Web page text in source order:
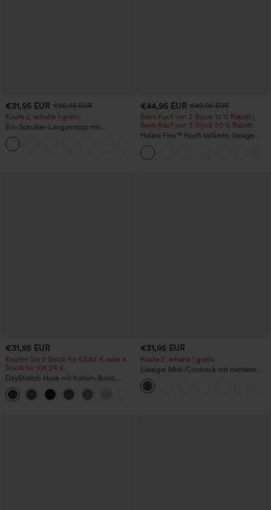
€31,95 EUR €35,95 EUR
Kaufe 2, erhalte 1 gratis
Ein-Schulter-Langarmtop mit
Daumenloch, geschwungener Saum
(High-Low), schnell trocknend – Yoga-
Sporttop mit integriertem BH
€44,95 EUR €49,95 EUR
Beim Kauf von 2 Stück 10 % Rabatt |
Beim Kauf von 3 Stück 20 % Rabatt
Halara Flex™ Hoch taillierte, lässige
Jeans mit Taschen, umgekrempeltem
Saum, weitem Bein und verwaschenem
Finish
€31,95 EUR
Kaufen Sie 2 Stück für 52,62 € oder 4
Stück für 105,24 €.
DayStretch Hose mit hohem Bund,
Barrel-Leg und Taschen
€31,95 EUR
Kaufe 2, erhalte 1 gratis
Lässiger Midi-Cordrock mit mittlerer
Bundhöhe und vorderseitiger
Klapptasche